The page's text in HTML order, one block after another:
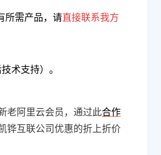
所需产品，请直接联系我方
术支持）。
老阿里云会员，通过此合作
铧互联公司优惠的折上折价